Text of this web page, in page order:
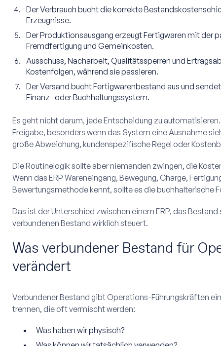
Der Verbrauch bucht die korrekte
Erzeugnisse.
Der Produktionsausgang erzeugt Fertigwaren mit der
Fremdfertigung und Gemeinkosten.
Ausschuss, Nacharbeit, Qualitätssperren und
Kostenfolgen, während sie passieren.
Der Versand bucht Fertigwarenbestand aus und
Finanz- oder Buchhaltungssystem.
Es geht nicht darum, jede Entscheidung zu
Freigabe, besonders wenn das System eine Ausnahme
große Abweichung, kundenspezifische Regel oder
Die Routinelogik sollte aber niemanden zwingen, die
Wenn das ERP Wareneingang, Bewegung, Charge,
Bewertungsmethode kennt, sollte es die buchhalterische
Das ist der Unterschied zwischen einem ERP, das
verbundenen Bestand wirklich steuert.
Was verbundener Bestand für
verändert
Verbundener Bestand gibt Operations-Führungskräften
trennen, die oft vermischt werden:
Was haben wir physisch?